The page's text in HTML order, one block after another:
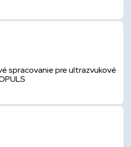
spracovanie pre ultrazvukové